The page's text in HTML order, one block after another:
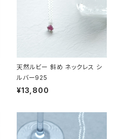
天然ルビー 斜め ネックレス シ
ルバー925
¥13,800